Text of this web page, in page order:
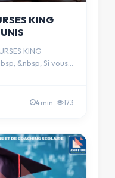
KING
KING
&nbsp; Si vous
4 min 173